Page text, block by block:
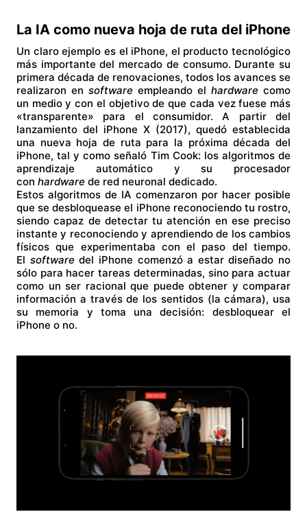
La IA como nueva hoja de ruta del iPhone
Un claro ejemplo es el iPhone, el producto tecnológico
más importante del mercado de consumo. Durante su
primera década de renovaciones, todos los avances se
realizaron en software empleando el hardware como
un medio y con el objetivo de que cada vez fuese más
«transparente» para el consumidor. A partir del
lanzamiento del iPhone X (2017), quedó establecida
una nueva hoja de ruta para la próxima década del
iPhone, tal y como señaló Tim Cook: los algoritmos de
aprendizaje automático y su procesador
con hardware de red neuronal dedicado.
Estos algoritmos de IA comenzaron por hacer posible
que se desbloquease el iPhone reconociendo tu rostro,
siendo capaz de detectar tu atención en ese preciso
instante y reconociendo y aprendiendo de los cambios
físicos que experimentaba con el paso del tiempo.
El softwaredel iPhone comenzó a estar diseñado no
sólo para hacer tareas determinadas, sino para actuar
como un ser racional que puede obtener y comparar
información a través de los sentidos (la cámara), usa
su memoria y toma una decisión: desbloquear el
iPhone o no.